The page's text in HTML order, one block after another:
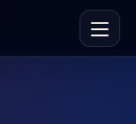
symboliques de